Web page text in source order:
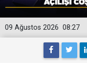
08:27
09 Ağustos 2026